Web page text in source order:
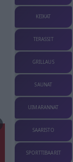
KEIKAT
TERASSIT
GRILLAUS
SAUNAT
UIMARANNAT
SAARISTO
SPORTTIBAARIT